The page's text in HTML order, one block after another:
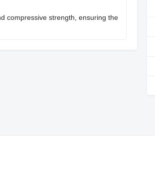
compressive strength, ensuring the